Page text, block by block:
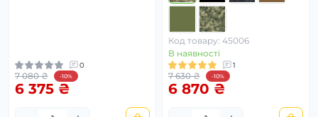
0
7 080 ₴ -10%
6 375 ₴
Код товару: 45006
В наявності
1
7 630 ₴ -10%
6 870 ₴